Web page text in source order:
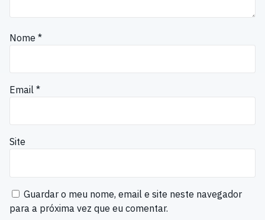
Nome *
Email *
Site
Guardar o meu nome, email e site neste navegador
para a próxima vez que eu comentar.